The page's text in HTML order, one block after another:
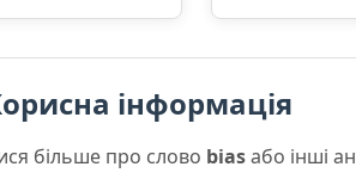
інформація
більше про слово biasабо інші